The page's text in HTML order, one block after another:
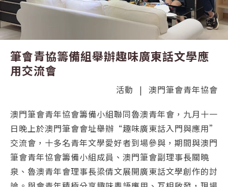
筆會青協籌備組舉辦趣味廣東話文學應
用交流會
活動 | 澳門筆會青年協會
澳門筆會青年協會籌備小組聯同魯澳青年會，九月十一
日晚上於澳門筆會會址舉辦“趣味廣東話入門與應用”
交流會，十多名青年文學愛好者到場參與，期間與澳門
筆會青年協會籌備小組成員、澳門筆會副理事長關曉
泉、魯澳青年會理事長梁倩文展開廣東話文學創作的討